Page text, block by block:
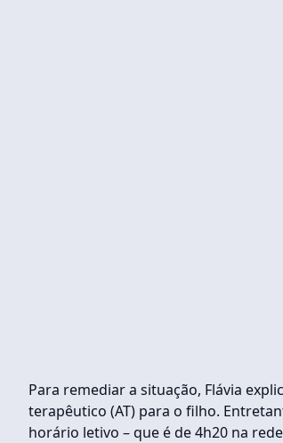
Para remediar a situação, Flávia
terapêutico (AT) para o filho.
horário letivo – que é de 4h20 na